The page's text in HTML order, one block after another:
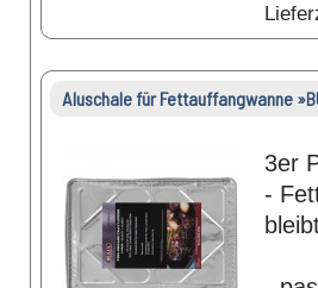
Aluschale für Fettauffangwanne
3er
-